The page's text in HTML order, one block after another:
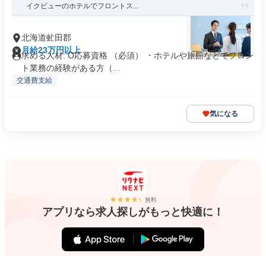
イクビューのホテルでフロントス...
北海道虻田郡
月給23万円以上
求める人材: O応募資格 （必須） ・ホテルや旅館などでフロン
ト業務の経験がある方（...
交通費支給
気になる
無料
アプリなら求人探しがもっと快適に！